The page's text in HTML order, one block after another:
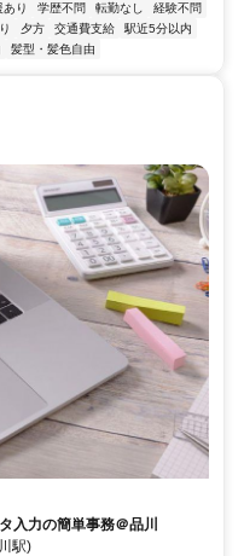
あり 学歴不問 転勤なし
経験不問
夕方 交通費支給
駅近5分以内
髪型・髪色自由
入力の簡単事務＠品川
駅)